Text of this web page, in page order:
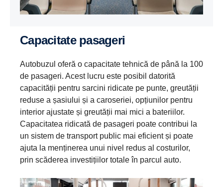
Capacitate pasageri
Autobuzul oferă o capacitate tehnică de până la 100
de pasageri. Acest lucru este posibil datorită
capacității pentru sarcini ridicate pe punte, greutății
reduse a șasiului și a caroseriei, opțiunilor pentru
interior ajustate și greutății mai mici a bateriilor.
Capacitatea ridicată de pasageri poate contribui la
un sistem de transport public mai eficient și poate
ajuta la menținerea unui nivel redus al costurilor,
prin scăderea investițiilor totale în parcul auto.